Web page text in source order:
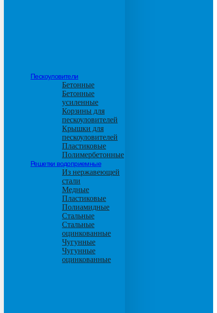
Пескоуловители
Бетонные
Бетонные
усиленные
Корзины для
пескоуловителей
Крышки для
пескоуловителей
Пластиковые
Полимербетонные
Решетки водоприемные
Из нержавеющей
стали
Медные
Пластиковые
Полиамидные
Стальные
Стальные
оцинкованные
Чугунные
Чугунные
оцинкованные